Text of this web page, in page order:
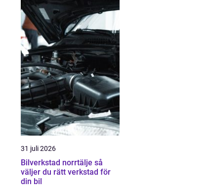
31 juli 2026
Bilverkstad norrtälje så
väljer du rätt verkstad för
din bil